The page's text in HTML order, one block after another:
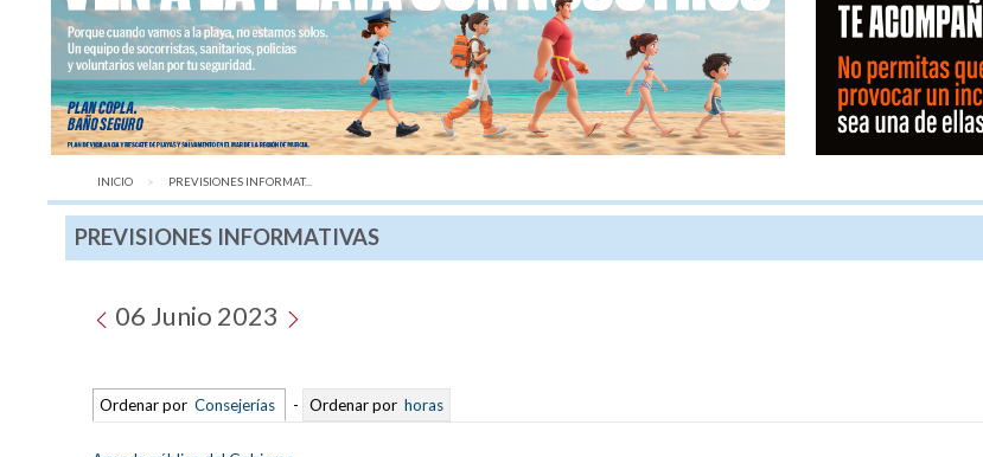
INICIO AQUÍ:
PREVISIONES INFORMAT...
PREVISIONES INFORMATIVAS
06 Junio 2023
Ordenar por Consejerías - Ordenar por horas